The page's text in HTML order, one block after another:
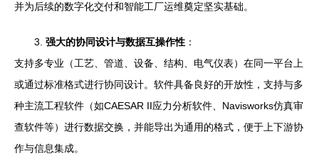
并为后续的数字化交付和智能工厂运维奠定坚实基础。
3. 强大的协同设计与数据互操作性 ：
支持多专业（工艺、管道、设备、结构、电气仪表）在同一平台上
或通过标准格式进行协同设计。软件具备良好的开放性，支持与多
种主流工程软件（如CAESAR II应力分析软件、Navisworks仿真审
查软件等）进行数据交换，并能导出为通用的格式，便于上下游协
作与信息集成。